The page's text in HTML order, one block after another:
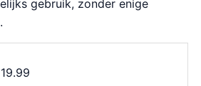
gebruik, zonder enige
19.99